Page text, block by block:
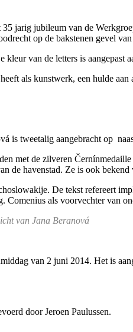
jarig jubileum van de
op de bakstenen gevel van
van de letters is aangepast
als kunstwerk, een hulde
is tweetalig aangebracht op
met de zilveren
de havenstad. Ze is ook
De tekst refereert
Comenius als voorvechter van
van Jana Beranová
van 2 juni 2014. Het is
door Jeroen Paulussen.